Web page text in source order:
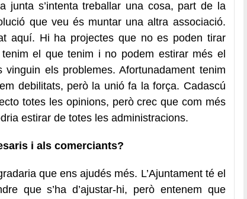
junta s’intenta treballar una cosa, part de la
que veu és muntar una altra associació.
aquí. Hi ha projectes que no es poden tirar
el que tenim i no podem estirar més el
els problemes. Afortunadament tenim
debilitats, però la unió fa la força. Cadascú
totes les opinions, però crec que com més
estirar de totes les administracions.
i als comerciants?
que ens ajudés més. L’Ajuntament té el
que s’ha d’ajustar-hi, però entenem que